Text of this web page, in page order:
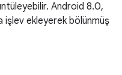
Android 8.0,
ekleyerek bölünmüş